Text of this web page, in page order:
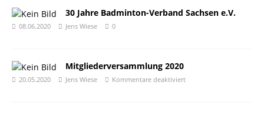
30 Jahre Badminton-Verband Sachsen e.V.
08.06.2020 Jens Wiese 0
Mitgliederversammlung 2020
20.05.2020 Jens Wiese Kommentare deaktiviert